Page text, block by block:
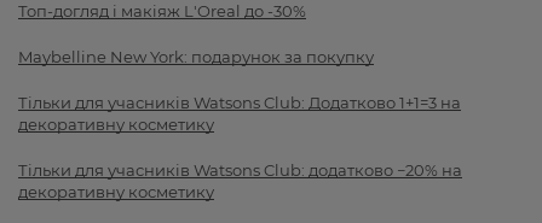
Топ-догляд і макіяж L'Oreal до -30%
Maybelline New York: подарунок за покупку
Тільки для учасників Watsons Club: Додатково 1+1=3 на
декоративну косметику
Тільки для учасників Watsons Club: додатково −20% на
декоративну косметику